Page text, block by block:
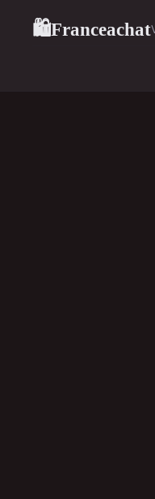
🛍Franceachat